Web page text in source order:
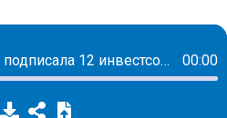
Делегация Кубани подписала 12 инвестсоглашений в первый день ПМЭФ 00:00